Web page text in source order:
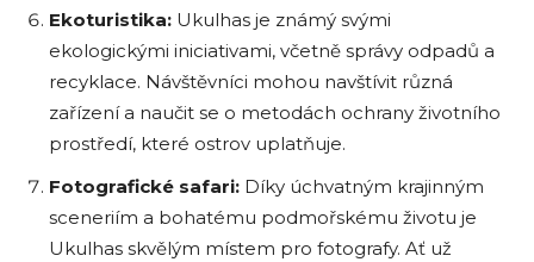
Ekoturistika: Ukulhas je známý svými
ekologickými iniciativami, včetně správy odpadů a
recyklace. Návštěvníci mohou navštívit různá
zařízení a naučit se o metodách ochrany životního
prostředí, které ostrov uplatňuje.
Fotografické safari: Díky úchvatným krajinným
sceneriím a bohatému podmořskému životu je
Ukulhas skvělým místem pro fotografy. Ať už